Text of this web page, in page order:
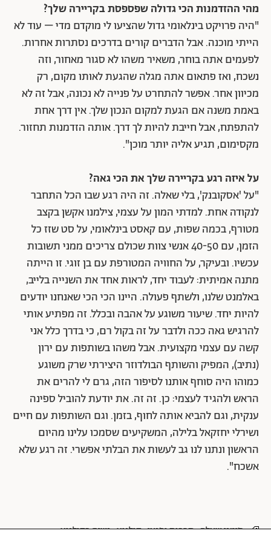
מהי ההזדמנות הכי גדולה שפספסת בקריירה שלך?
"היה פרויקט בינלאומי גדול שהציעו לי מוקדם מדי – עוד לא
הייתי מוכנה. אבל הדברים קורים בדרכים נסתרות אחרות.
לפעמים אתה בוחר, משאיר משהו לא סגור מאחור, וזה
נשכח, ואז פתאום אתה מגלה שהגעת לאותו מקום, רק
מכיוון אחר. אפשר להתחרט על פנייה לא נכונה, אבל זה לא
באמת משנה אם הגעת למקום הנכון שלך. אין דרך אחת
להתפתח, אבל חייבת להיות לך דרך. אותה הזדמנות תחזור.
מקסימום, תגיע אליה יותר מוכן".
על איזה רגע בקריירה שלך את הכי גאה?
"על 'אסקובנק', בלי שאלה. זה היה רגע שבו הכל התחבר
לנקודה אחת. למדתי המון על עצמי, צילמנו אקשן בקצב
מטורף, בכמה שפות, עם קאסט בינלאומי, על סט שזז כל
הזמן, עם 40-50 אנשי צוות שכולם צריכים ממני תשובות
עכשיו. ובעיקר, על החוויה המטורפת עם בן זוגי. זו הייתה
מתנה אמיתית: לעבוד יחד, לראות אחד את השנייה בלייב,
באלמנט שלנו, ולשתף פעולה. היינו הכי הכי שאנחנו יודעים
להיות יחד. שיעור משוגע על אהבה ובכלל. זה מפתיע אותי
להרגיש גאה ככה ולדבר על זה בקול רם, כי בדרך כלל אני
קשה עם עצמי מקצועית. אבל משהו בשותפות עם ירון
(נתיב), המפיק והשותף הבולדוזר היצירתי שרק משוגע
כמוהו היה סוחף אותנו לסיפור הזה, גרם לי להרים את
הראש ולהגיד לעצמי: כן. זה זה. את יודעת להוביל ספינה
ענקית, וגם להביא אותה לחוף, בזמן. וגם השותפות עם חיים
ושירלי יחזקאל בלילה, המשקיעים שסמכו עלינו מהיום
הראשון ונתנו לנו גב לעשות את הבלתי אפשרי. זה רגע שלא
אשכח".
סימני שאלה תרבות ופנאי קולנוע נשים בקולנוע